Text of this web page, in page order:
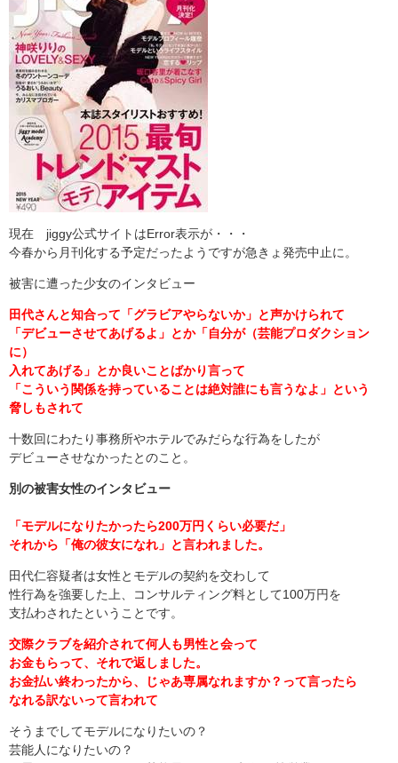
現在 jiggy公式サイトはError表示が・・・
今春から月刊化する予定だったようですが急きょ発売中止に。
被害に遭った少女のインタビュー
田代さんと知合って「グラビアやらないか」と声かけられて
「デビューさせてあげるよ」とか「自分が（芸能プロダクション
に）
入れてあげる」とか良いことばかり言って
「こういう関係を持っていることは絶対誰にも言うなよ」という
脅しもされて
十数回にわたり事務所やホテルでみだらな行為をしたが
デビューさせなかったとのこと。
別の被害女性のインタビュー
「モデルになりたかったら200万円くらい必要だ」
それから「俺の彼女になれ」と言われました。
田代仁容疑者は女性とモデルの契約を交わして
性行為を強要した上、コンサルティング料として100万円を
支払わされたということです。
交際クラブを紹介されて何人も男性と会って
お金もらって、それで返しました。
お金払い終わったから、じゃあ専属なれますか？って言ったら
なれる訳ないって言われて
そうまでしてモデルになりたいの？
芸能人になりたいの？